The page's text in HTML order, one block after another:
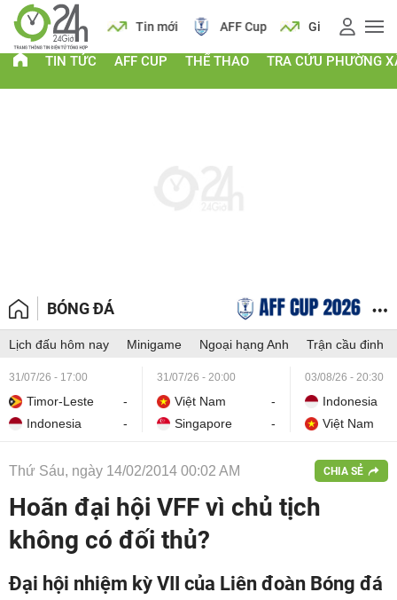
Lịch Tin mới AFF Cup Giá vàng
TIN TỨC AFF CUP THỂ THAO TRA CỨU PHƯỜNG
BÓNG ĐÁ
Lịch đấu hôm nay Minigame Ngoại hạng Anh Trận cầu đinh
31/07/26 - 17:00
Timor-Leste
-
Indonesia
-
31/07/26 - 20:00
Việt Nam
-
Singapore
-
03/08/26 - 20:30
Indonesia
Việt Nam
Thứ Sáu, ngày 14/02/2014 00:02 AM CHIA SẺ
Hoãn đại hội VFF vì chủ tịch
không có đối thủ?
Đại hội nhiệm kỳ VII của Liên đoàn Bóng đá